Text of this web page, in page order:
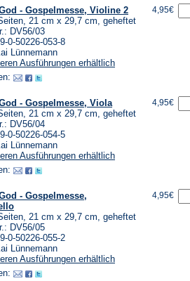
- Gospelmesse, Violine 2
21 cm x 29,7 cm, geheftet
DV56/03
0-50226-053-8
Lünnemann
Ausführungen erhältlich
4,95€
- Gospelmesse, Viola
21 cm x 29,7 cm, geheftet
DV56/04
0-50226-054-5
Lünnemann
Ausführungen erhältlich
4,95€
- Gospelmesse,
21 cm x 29,7 cm, geheftet
DV56/05
0-50226-055-2
Lünnemann
Ausführungen erhältlich
4,95€